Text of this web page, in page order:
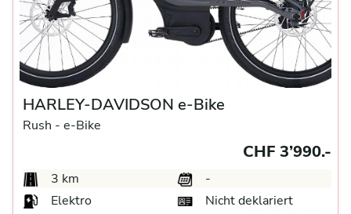
HARLEY-DAVIDSON e-Bike
Rush - e-Bike
CHF 3’990.-
3 km
-
Elektro
Nicht deklariert